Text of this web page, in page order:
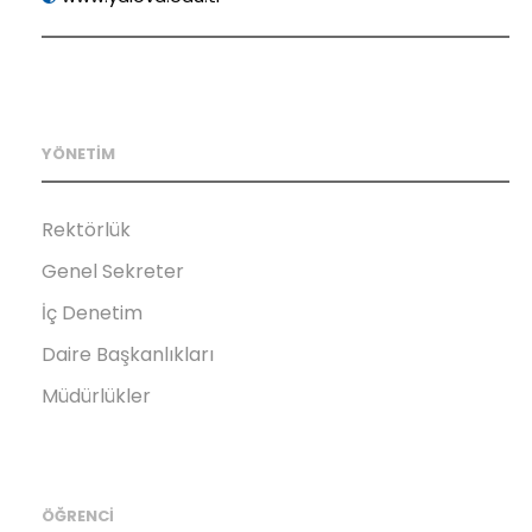
YÖNETİM
Rektörlük
Genel Sekreter
İç Denetim
Daire Başkanlıkları
Müdürlükler
ÖĞRENCİ